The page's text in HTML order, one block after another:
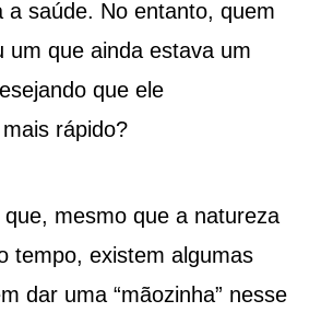
a saúde. No entanto, quem
um que ainda estava um
que ele
rápido?
mesmo que a natureza
tempo, existem algumas
dar uma “mãozinha” nesse